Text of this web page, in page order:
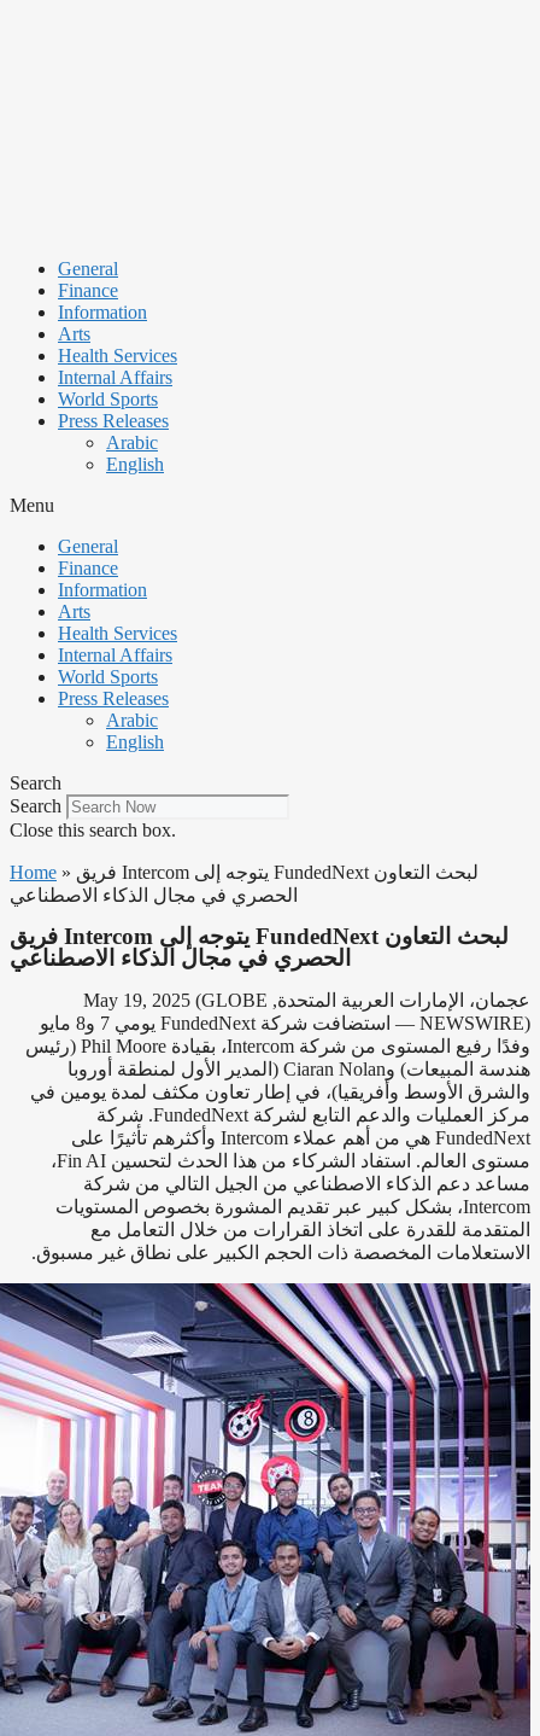
General
Finance
Information
Arts
Health Services
Internal Affairs
World Sports
Press Releases
Arabic
English
Menu
General
Finance
Information
Arts
Health Services
Internal Affairs
World Sports
Press Releases
Arabic
English
Search
Search
Close this search box.
Home » فريق Intercom يتوجه إلى FundedNext لبحث التعاون
الحصري في مجال الذكاء الاصطناعي
فريق Intercom يتوجه إلى FundedNext لبحث التعاون
الحصري في مجال الذكاء الاصطناعي
عجمان، الإمارات العربية المتحدة, May 19, 2025 (GLOBE
NEWSWIRE) — استضافت شركة FundedNext يومي 7 و8 مايو
وفدًا رفيع المستوى من شركة Intercom، بقيادة Phil Moore (رئيس
هندسة المبيعات) وCiaran Nolan (المدير الأول لمنطقة أوروبا
والشرق الأوسط وأفريقيا)، في إطار تعاون مكثف لمدة يومين في
مركز العمليات والدعم التابع لشركة FundedNext. شركة
FundedNext هي من أهم عملاء Intercom وأكثرهم تأثيرًا على
مستوى العالم. استفاد الشركاء من هذا الحدث لتحسين Fin AI‏،
مساعد دعم الذكاء الاصطناعي من الجيل التالي من شركة
Intercom، بشكل كبير عبر تقديم المشورة بخصوص المستويات
المتقدمة للقدرة على اتخاذ القرارات من خلال التعامل مع
الاستعلامات المخصصة ذات الحجم الكبير على نطاق غير مسبوق.